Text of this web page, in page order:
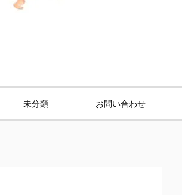
未分類 お問い合わせ